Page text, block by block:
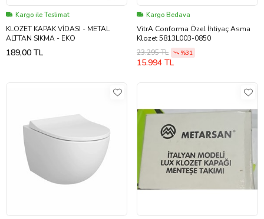
Kargo ile Teslimat
KLOZET KAPAK VİDASI - METAL
ALTTAN SIKMA - EKO
189,00 TL
Kargo Bedava
VitrA Conforma Özel İhtiyaç Asma
Klozet 5813L003-0850
23.295 TL
%31
15.994 TL